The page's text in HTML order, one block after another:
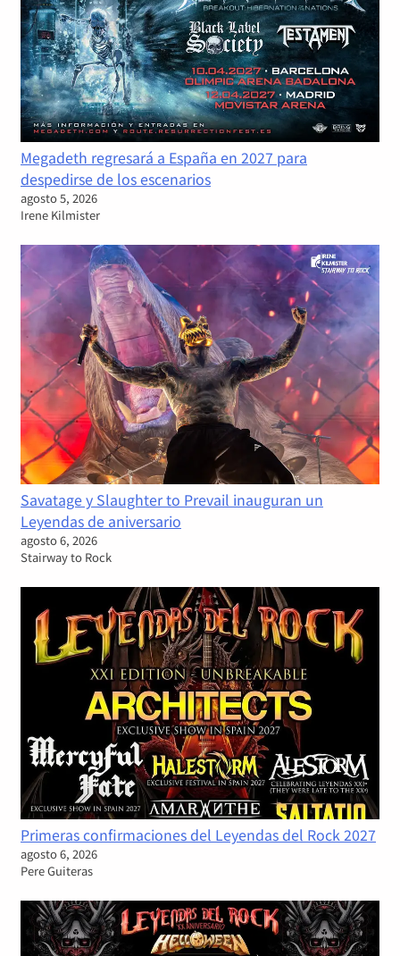
Megadeth regresará a España en 2027 para
despedirse de los escenarios
agosto 5, 2026
Irene Kilmister
Savatage y Slaughter to Prevail inauguran un
Leyendas de aniversario
agosto 6, 2026
Stairway to Rock
Primeras confirmaciones del Leyendas del Rock 2027
agosto 6, 2026
Pere Guiteras